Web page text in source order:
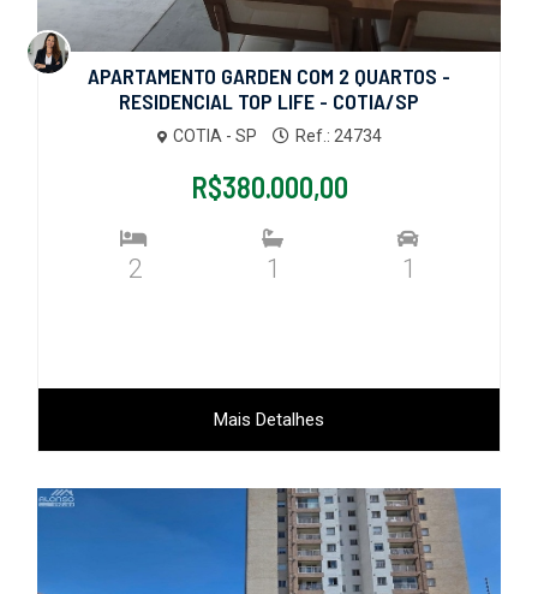
APARTAMENTO GARDEN COM 2 QUARTOS -
RESIDENCIAL TOP LIFE - COTIA/SP
COTIA - SP Ref.: 24734
R$380.000,00
2 1 1
Mais Detalhes